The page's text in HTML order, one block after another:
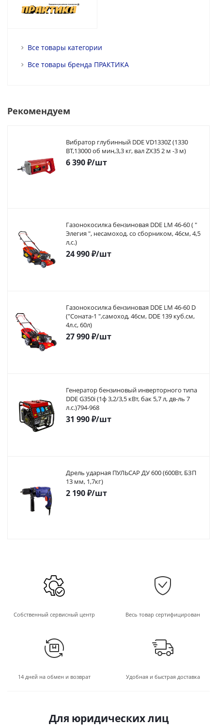
Все товары категории
Все товары бренда ПРАКТИКА
Рекомендуем
Вибратор глубинный DDE VD1330Z (1330
ВТ,13000 об мин,3,3 кг, вал ZX35 2 м -3 м)
6 390₽/шт
Газонокосилка бензиновая DDE LM 46-60 ( "
Элегия ", несамоход. со сборником, 46см, 4,5
л,с.)
24 990₽/шт
Газонокосилка бензиновая DDE LM 46-60 D
("Соната-1 ",самоход, 46cм, DDE 139 куб.см,
4л.с, 60л)
27 990₽/шт
Генератор бензиновый инверторного типа
DDE G350i (1ф 3,2/3,5 кВт, бак 5,7 л, дв-ль 7
л.с.)794-968
31 990₽/шт
Дрель ударная ПУЛЬСАР ДУ 600 (600Вт, БЗП
13 мм, 1,7кг)
2 190₽/шт
Собственный сервисный центр Весь товар сертифицирован
14 дней на обмен и возврат Удобная и быстрая доставка
Для юридических лиц